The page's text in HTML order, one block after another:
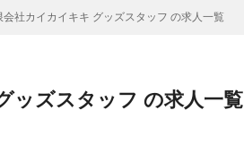
会社カイカイキキ グッズスタッフ の求人一覧
ッズスタッフ の求人一覧